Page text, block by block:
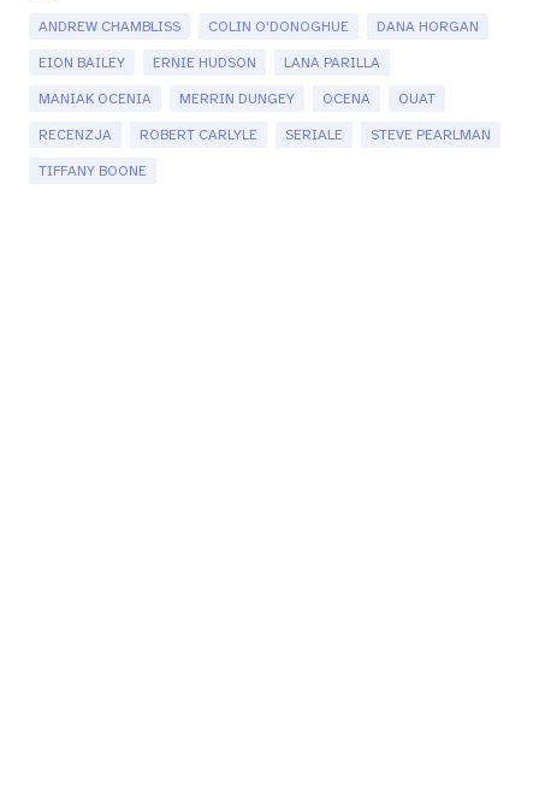
ANDREW CHAMBLISS COLIN O'DONOGHUE DANA HORGAN
EION BAILEY ERNIE HUDSON LANA PARILLA
MANIAK OCENIA MERRIN DUNGEY OCENA OUAT
RECENZJA ROBERT CARLYLE SERIALE STEVE PEARLMAN
TIFFANY BOONE